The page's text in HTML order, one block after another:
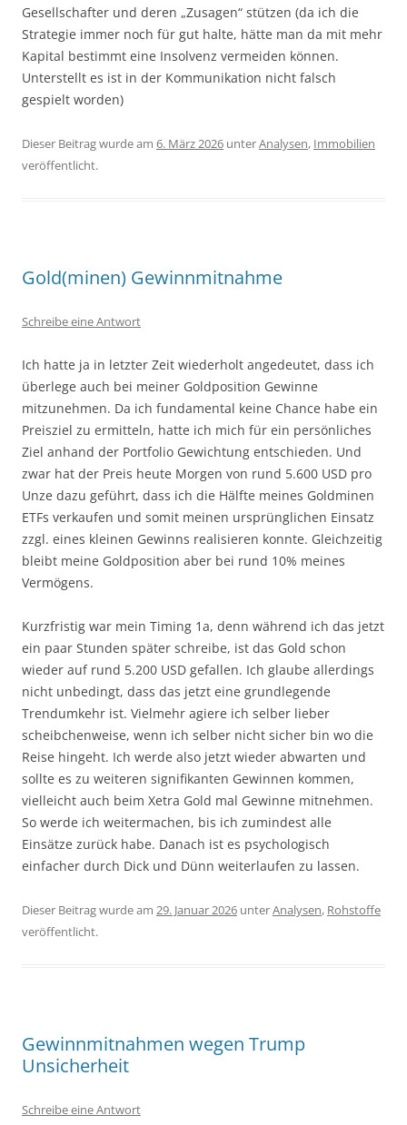
Gesellschafter und deren „Zusagen“ stützen (da ich die
Strategie immer noch für gut halte, hätte man da mit mehr
Kapital bestimmt eine Insolvenz vermeiden können.
Unterstellt es ist in der Kommunikation nicht falsch
gespielt worden)
Dieser Beitrag wurde am 6. März 2026 unterAnalysen, Immobilien
veröffentlicht.
Gold(minen) Gewinnmitnahme
Schreibe eine Antwort
Ich hatte ja in letzter Zeit wiederholt angedeutet, dass ich
überlege auch bei meiner Goldposition Gewinne
mitzunehmen. Da ich fundamental keine Chance habe ein
Preisziel zu ermitteln, hatte ich mich für ein persönliches
Ziel anhand der Portfolio Gewichtung entschieden. Und
zwar hat der Preis heute Morgen von rund 5.600 USD pro
Unze dazu geführt, dass ich die Hälfte meines Goldminen
ETFs verkaufen und somit meinen ursprünglichen Einsatz
zzgl. eines kleinen Gewinns realisieren konnte. Gleichzeitig
bleibt meine Goldposition aber bei rund 10% meines
Vermögens.
Kurzfristig war mein Timing 1a, denn während ich das jetzt
ein paar Stunden später schreibe, ist das Gold schon
wieder auf rund 5.200 USD gefallen. Ich glaube allerdings
nicht unbedingt, dass das jetzt eine grundlegende
Trendumkehr ist. Vielmehr agiere ich selber lieber
scheibchenweise, wenn ich selber nicht sicher bin wo die
Reise hingeht. Ich werde also jetzt wieder abwarten und
sollte es zu weiteren signifikanten Gewinnen kommen,
vielleicht auch beim Xetra Gold mal Gewinne mitnehmen.
So werde ich weitermachen, bis ich zumindest alle
Einsätze zurück habe. Danach ist es psychologisch
einfacher durch Dick und Dünn weiterlaufen zu lassen.
Dieser Beitrag wurde am 29. Januar 2026 unterAnalysen, Rohstoffe
veröffentlicht.
Gewinnmitnahmen wegen Trump
Unsicherheit
Schreibe eine Antwort